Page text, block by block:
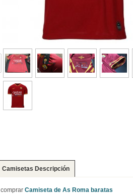
Camisetas Descripción
comprar Camiseta de As Roma baratas